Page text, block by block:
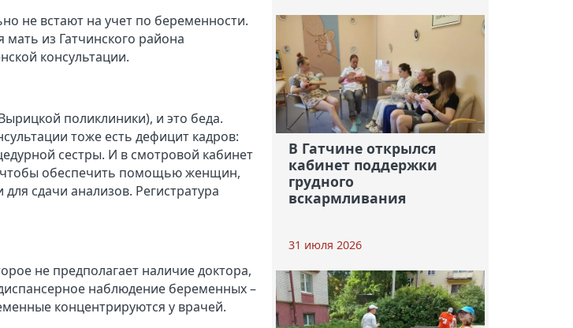
не встают на учет по беременности.
из Гатчинского района
консультации.
поликлиники), и это беда.
тоже есть дефицит кадров:
сестры. И в смотровой кабинет
чтобы обеспечить помощью женщин,
сдачи анализов. Регистратура
не предполагает наличие доктора,
наблюдение беременных –
концентрируются у врачей.
В Гатчине открылся
кабинет поддержки
грудного
вскармливания
31 июля 2026